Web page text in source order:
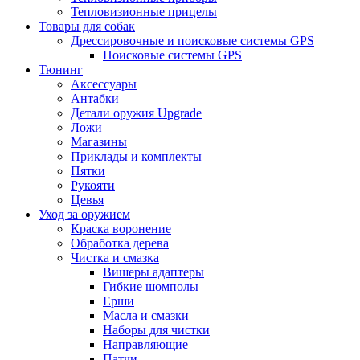
Тепловизионные прицелы
Товары для собак
Дрессировочные и поисковые системы GPS
Поисковые системы GPS
Тюнинг
Аксессуары
Антабки
Детали оружия Upgrade
Ложи
Магазины
Приклады и комплекты
Пятки
Рукояти
Цевья
Уход за оружием
Краска воронение
Обработка дерева
Чистка и смазка
Вишеры адаптеры
Гибкие шомполы
Ерши
Масла и смазки
Наборы для чистки
Направляющие